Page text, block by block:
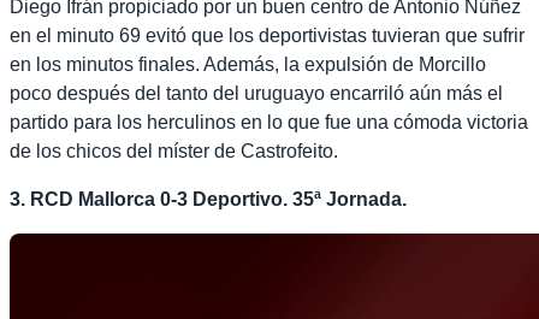
Diego Ifrán propiciado por un buen centro de Antonio Núñez
en el minuto 69 evitó que los deportivistas tuvieran que sufrir
en los minutos finales. Además, la expulsión de Morcillo
poco después del tanto del uruguayo encarriló aún más el
partido para los herculinos en lo que fue una cómoda victoria
de los chicos del míster de Castrofeito.
3. RCD Mallorca 0-3 Deportivo. 35ª Jornada.